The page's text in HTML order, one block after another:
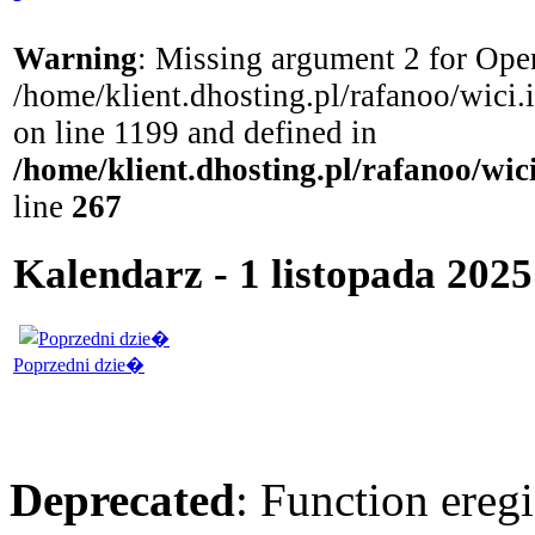
Warning: Missing argument 2 for
/home/klient.dhosting.pl/rafanoo/
on line 1199 and defined in
/home/klient.dhosting.pl/rafanoo/
line 267
Kalendarz - 1 listopada
Poprzedni dzie�
Deprecated: Function